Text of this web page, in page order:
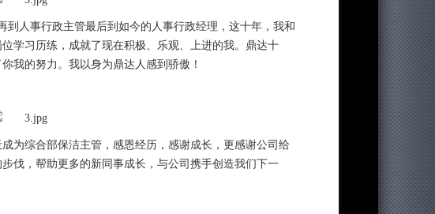
到人事行政主管最后到如今的人事行政经理，这十年，我和
学习历练，成就了现在积极、乐观、上进的我。鼎达十
我的努力。我以身为鼎达人感到骄傲！
为综合部保洁主管，感恩经历，感谢成长，更感谢公司给
伐，帮助更多的新同事成长，与公司携手创造我们下一